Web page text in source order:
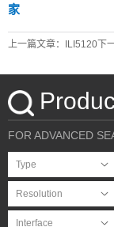
家
上一篇文章：ILI5120 下
FOR ADVANCED